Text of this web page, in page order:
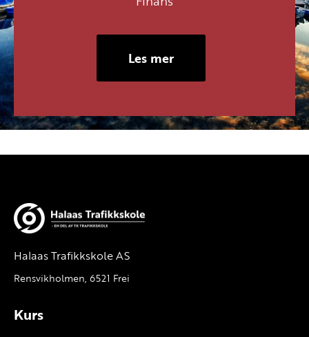
Les mer
Halaas Trafikkskole AS
Rensvikholmen, 6521 Frei
Kurs